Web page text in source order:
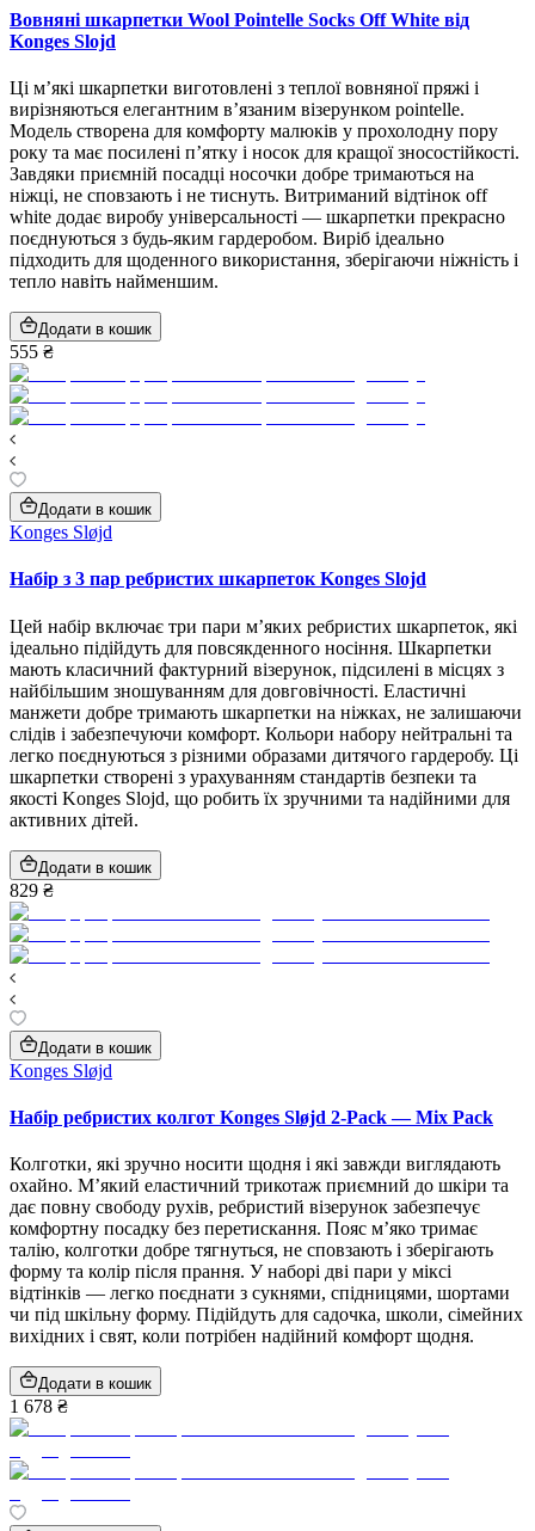
Вовняні шкарпетки Wool Pointelle Socks Off White від
Konges Slojd
Ці м’які шкарпетки виготовлені з теплої вовняної пряжі і
вирізняються елегантним в’язаним візерунком pointelle.
Модель створена для комфорту малюків у прохолодну пору
року та має посилені п’ятку і носок для кращої зносостійкості.
Завдяки приємній посадці носочки добре тримаються на
ніжці, не сповзають і не тиснуть. Витриманий відтінок off
white додає виробу універсальності — шкарпетки прекрасно
поєднуються з будь-яким гардеробом. Виріб ідеально
підходить для щоденного використання, зберігаючи ніжність і
тепло навіть найменшим.
Додати в кошик
555 ₴
Додати в кошик
Konges Sløjd
Набір з 3 пар ребристих шкарпеток Konges Slojd
Цей набір включає три пари м’яких ребристих шкарпеток, які
ідеально підійдуть для повсякденного носіння. Шкарпетки
мають класичний фактурний візерунок, підсилені в місцях з
найбільшим зношуванням для довговічності. Еластичні
манжети добре тримають шкарпетки на ніжках, не залишаючи
слідів і забезпечуючи комфорт. Кольори набору нейтральні та
легко поєднуються з різними образами дитячого гардеробу. Ці
шкарпетки створені з урахуванням стандартів безпеки та
якості Konges Slojd, що робить їх зручними та надійними для
активних дітей.
Додати в кошик
829 ₴
Додати в кошик
Konges Sløjd
Набір ребристих колгот Konges Sløjd 2‑Pack — Mix Pack
Колготки, які зручно носити щодня і які завжди виглядають
охайно. М’який еластичний трикотаж приємний до шкіри та
дає повну свободу рухів, ребристий візерунок забезпечує
комфортну посадку без перетискання. Пояс м’яко тримає
талію, колготки добре тягнуться, не сповзають і зберігають
форму та колір після прання. У наборі дві пари у міксі
відтінків — легко поєднати з сукнями, спідницями, шортами
чи під шкільну форму. Підійдуть для садочка, школи, сімейних
вихідних і свят, коли потрібен надійний комфорт щодня.
Додати в кошик
1 678 ₴